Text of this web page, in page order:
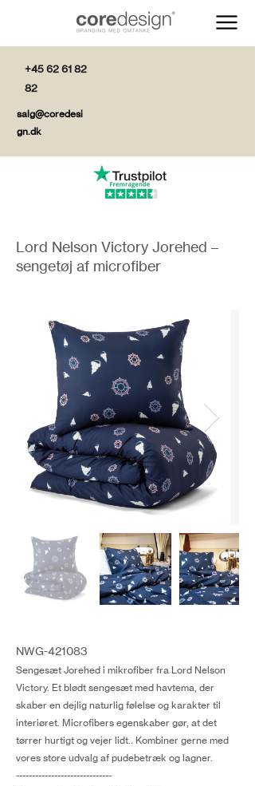
+45 62 61 82
82
salg@coredesi
gn.dk
Lord Nelson Victory Jorehed –
sengetøj af microfiber
NWG-421083
Sengesæt Jorehed i mikrofiber fra Lord Nelson
Victory. Et blødt sengesæt med havtema, der
skaber en dejlig naturlig følelse og karakter til
interiøret. Microfibers egenskaber gør, at det
tørrer hurtigt og vejer lidt.. Kombiner gerne med
vores store udvalg af pudebetræk og lagner.
------------------------------